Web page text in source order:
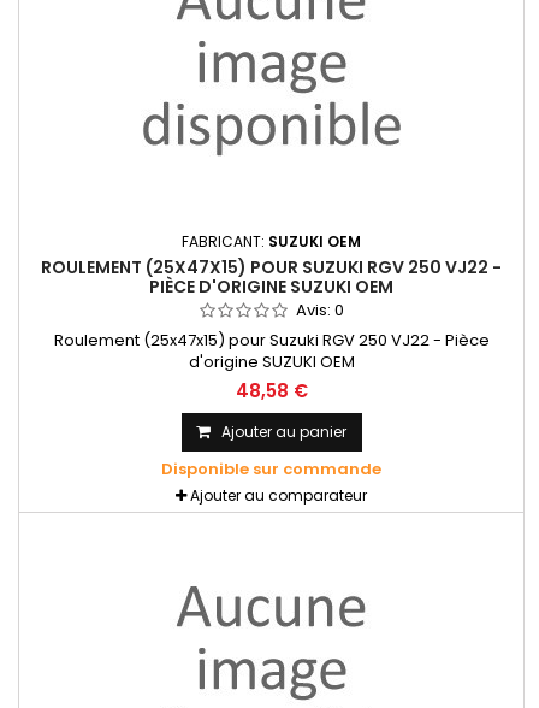
FABRICANT: SUZUKI OEM
ROULEMENT (25X47X15) POUR SUZUKI RGV 250 VJ22 -
PIÈCE D'ORIGINE SUZUKI OEM
Avis: 0
Roulement (25x47x15) pour Suzuki RGV 250 VJ22 - Pièce
d'origine SUZUKI OEM
48,58 €
Ajouter au panier
Disponible sur commande
Ajouter au comparateur